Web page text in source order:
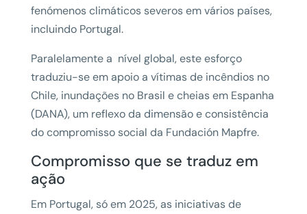
fenómenos climáticos severos em vários países,
incluindo Portugal.
Paralelamente a nível global, este esforço
traduziu-se em apoio a vítimas de incêndios no
Chile, inundações no Brasil e cheias em Espanha
(DANA), um reflexo da dimensão e consistência
do compromisso social da Fundación Mapfre.
Compromisso que se traduz em
ação
Em Portugal, só em 2025, as iniciativas de